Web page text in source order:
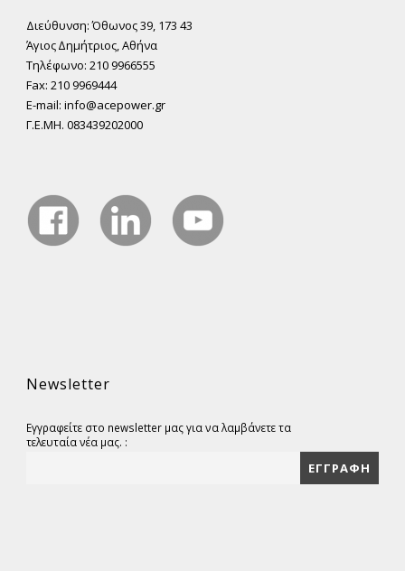
Διεύθυνση: Όθωνος 39, 173 43
Άγιος ∆ηµήτριος, Αθήνα
Τηλέφωνο: 210 9966555
Fax: 210 9969444
E-mail: info@acepower.gr
Γ.Ε.ΜΗ. 083439202000
Newsletter
Εγγραφείτε στο newsletter μας για να λαμβάνετε τα
τελευταία νέα μας. :